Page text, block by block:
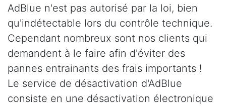
AdBlue n'est pas autorisé par la loi, bien
qu'indétectable lors du contrôle technique.
Cependant nombreux sont nos clients qui
demandent à le faire afin d'éviter des
pannes entrainants des frais importants !
Le service de désactivation d'AdBlue
consiste en une désactivation électronique